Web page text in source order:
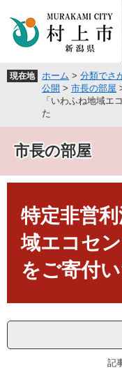
頭
飛現在地 ホーム > 分類でさ
公開 > 市長の部屋
「いわふね地域エ
た
市長の部屋
特定非営
域エコセ
をご寄付
記